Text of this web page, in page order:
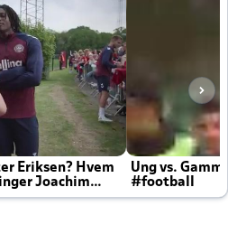
Eriksen? Hvem
Joachim
Ung vs.
#football